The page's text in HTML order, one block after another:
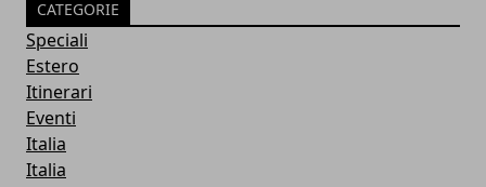
CATEGORIE
Speciali
Estero
Itinerari
Eventi
Italia
Italia